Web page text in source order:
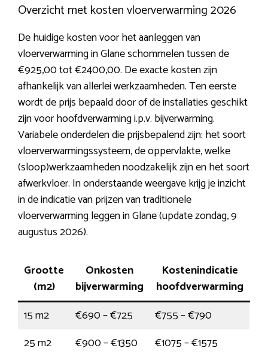
Overzicht met kosten vloerverwarming 2026
De huidige kosten voor het aanleggen van
vloerverwarming in Glane schommelen tussen de
€925,00 tot €2400,00. De exacte kosten zijn
afhankelijk van allerlei werkzaamheden. Ten eerste
wordt de prijs bepaald door of de installaties geschikt
zijn voor hoofdverwarming i.p.v. bijverwarming.
Variabele onderdelen die prijsbepalend zijn: het soort
vloerverwarmingssysteem, de oppervlakte, welke
(sloop)werkzaamheden noodzakelijk zijn en het soort
afwerkvloer. In onderstaande weergave krijg je inzicht
in de indicatie van prijzen van traditionele
vloerverwarming leggen in Glane (update zondag, 9
augustus 2026).
Grootte
(m2)
Onkosten
bijverwarming
Kostenindicatie
hoofdverwarming
15 m2
€690 – €725
€755 – €790
25 m2
€900 – €1350
€1075 – €1575